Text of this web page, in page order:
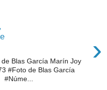
›
Blas García Marín Joy
#Foto de Blas García